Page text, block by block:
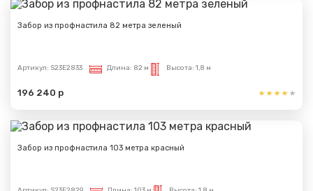
Забор из профнастила 82 метра зеленый
Артикул: S23E2833 Длина: 82 м Высота: 1,8 м
196 240 р
Забор из профнастила 103 метра красный